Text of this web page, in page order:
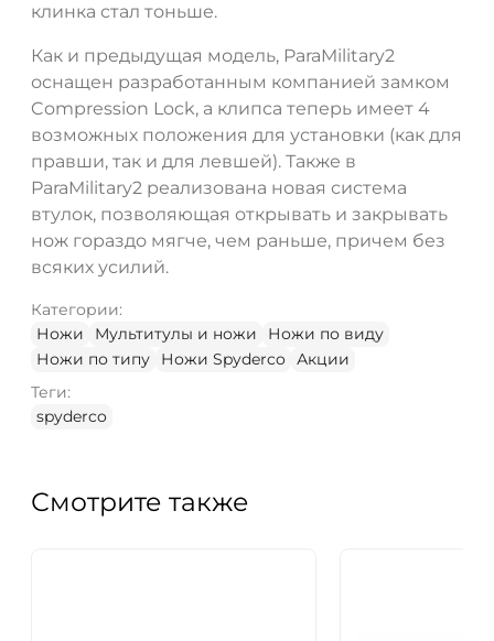
клинка стал тоньше.
Как и предыдущая модель, ParaMilitary2
оснащен разработанным компанией замком
Compression Lock, а клипса теперь имеет 4
возможных положения для установки (как для
правши, так и для левшей). Также в
ParaMilitary2 реализована новая система
втулок, позволяющая открывать и закрывать
нож гораздо мягче, чем раньше, причем без
всяких усилий.
Категории:
Ножи
Мультитулы и ножи
Ножи по виду
Ножи по типу
Ножи Spyderco
Акции
Теги:
spyderco
Смотрите также